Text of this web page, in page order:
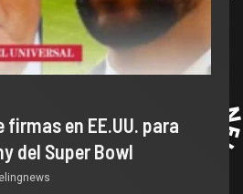
firmas en EE.UU. para
del Super Bowl